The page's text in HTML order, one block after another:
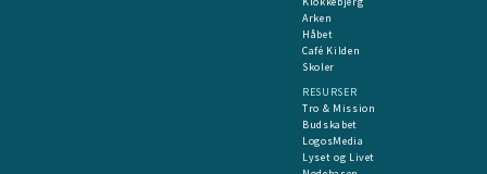
Arken
Håbet
Café Kilden
Skoler
RESURSER
Tro & Mission
Budskabet
LogosMedia
Lyset og Livet